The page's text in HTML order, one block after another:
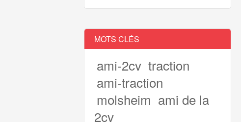
MOTS CLÉS
ami-2cv traction
ami-traction
molsheim ami de la
2cv